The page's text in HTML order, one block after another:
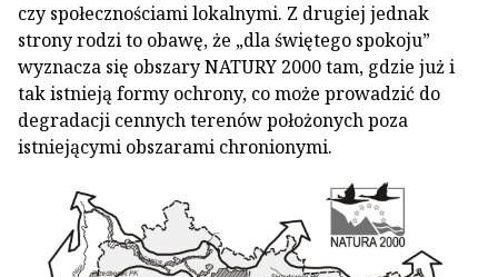
czy społecznościami lokalnymi. Z drugiej jednak
strony rodzi to obawę, że „dla świętego spokoju”
wyznacza się obszary NATURY 2000 tam, gdzie już i
tak istnieją formy ochrony, co może prowadzić do
degradacji cennych terenów położonych poza
istniejącymi obszarami chronionymi.